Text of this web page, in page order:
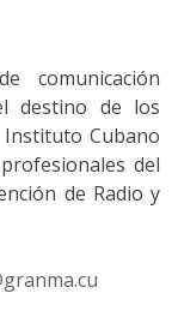
comunicación
destino de los
Cubano
del
de Radio y